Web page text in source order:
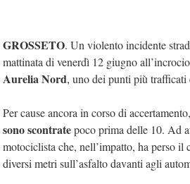
GROSSETO. Un violento incidente
mattinata di venerdì 12 giugno
Aurelia Nord, uno dei punti più trafficati
Per cause ancora in corso di
sono scontratepoco prima delle 10. Ad
motociclista che, nell’impatto, ha perso il
diversi metri sull’asfalto davanti agli